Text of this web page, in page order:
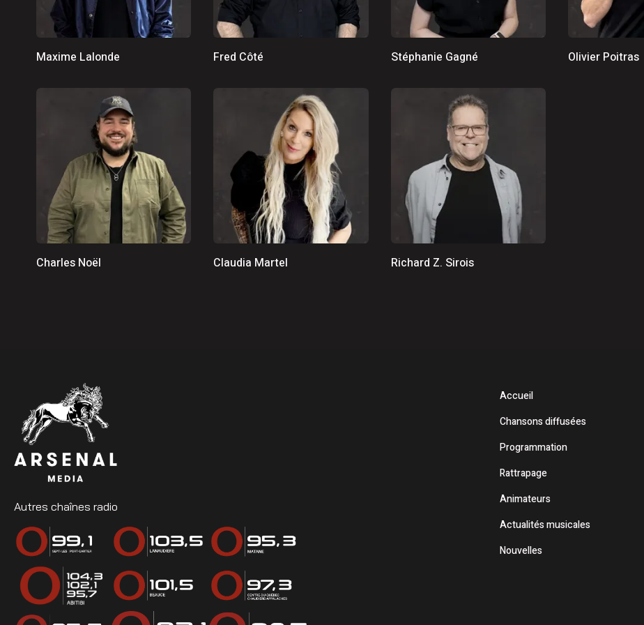
6 août 2026|600 embarcations vérifiées lors de l’Opération nationale concertée en sécurité nautique de
la SQ
6 août 2026|Les Bourses Objectif Retour remettent 15 250$ à 12 Latuquois
Maxime Lalonde Fred Côté Stéphanie Gagné Olivier Poitras
Charles Noël Claudia Martel Richard Z. Sirois
Autres chaînes radio
Accueil
Chansons diffusées
Programmation
Rattrapage
Animateurs
Actualités musicales
Nouvelles